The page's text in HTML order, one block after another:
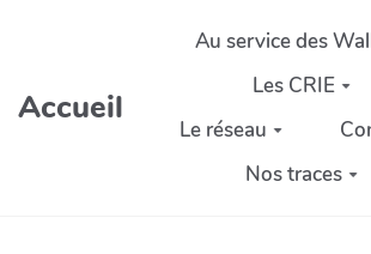
Aller au contenu principal
Accueil
Au service des
Les CRIE
Le réseau
Nos traces